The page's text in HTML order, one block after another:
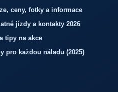
ceny, fotky a informace
jízdy a kontakty 2026
tipy na akce
pro každou náladu (2025)